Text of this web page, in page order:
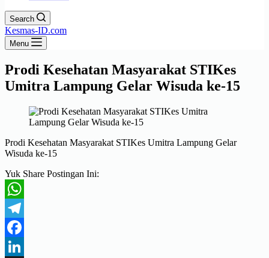
Search
Kesmas-ID.com
Menu
Prodi Kesehatan Masyarakat STIKes
Umitra Lampung Gelar Wisuda ke-15
Prodi Kesehatan Masyarakat STIKes Umitra Lampung Gelar
Wisuda ke-15
Yuk Share Postingan Ini:
WhatsApp
Telegram
Facebook